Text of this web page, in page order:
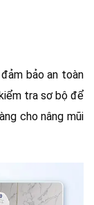
bảo an toàn
tra sơ bộ để
cho nâng mũi